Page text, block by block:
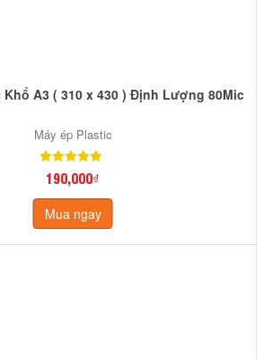
Khổ A3 ( 310 x 430 ) Định Lượng 80Mic
Máy ép Plastic
190,000₫
Mua ngay